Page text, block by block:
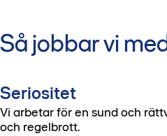
Så jobbar vi
Seriositet
Vi arbetar för en sund och
och regelbrott.